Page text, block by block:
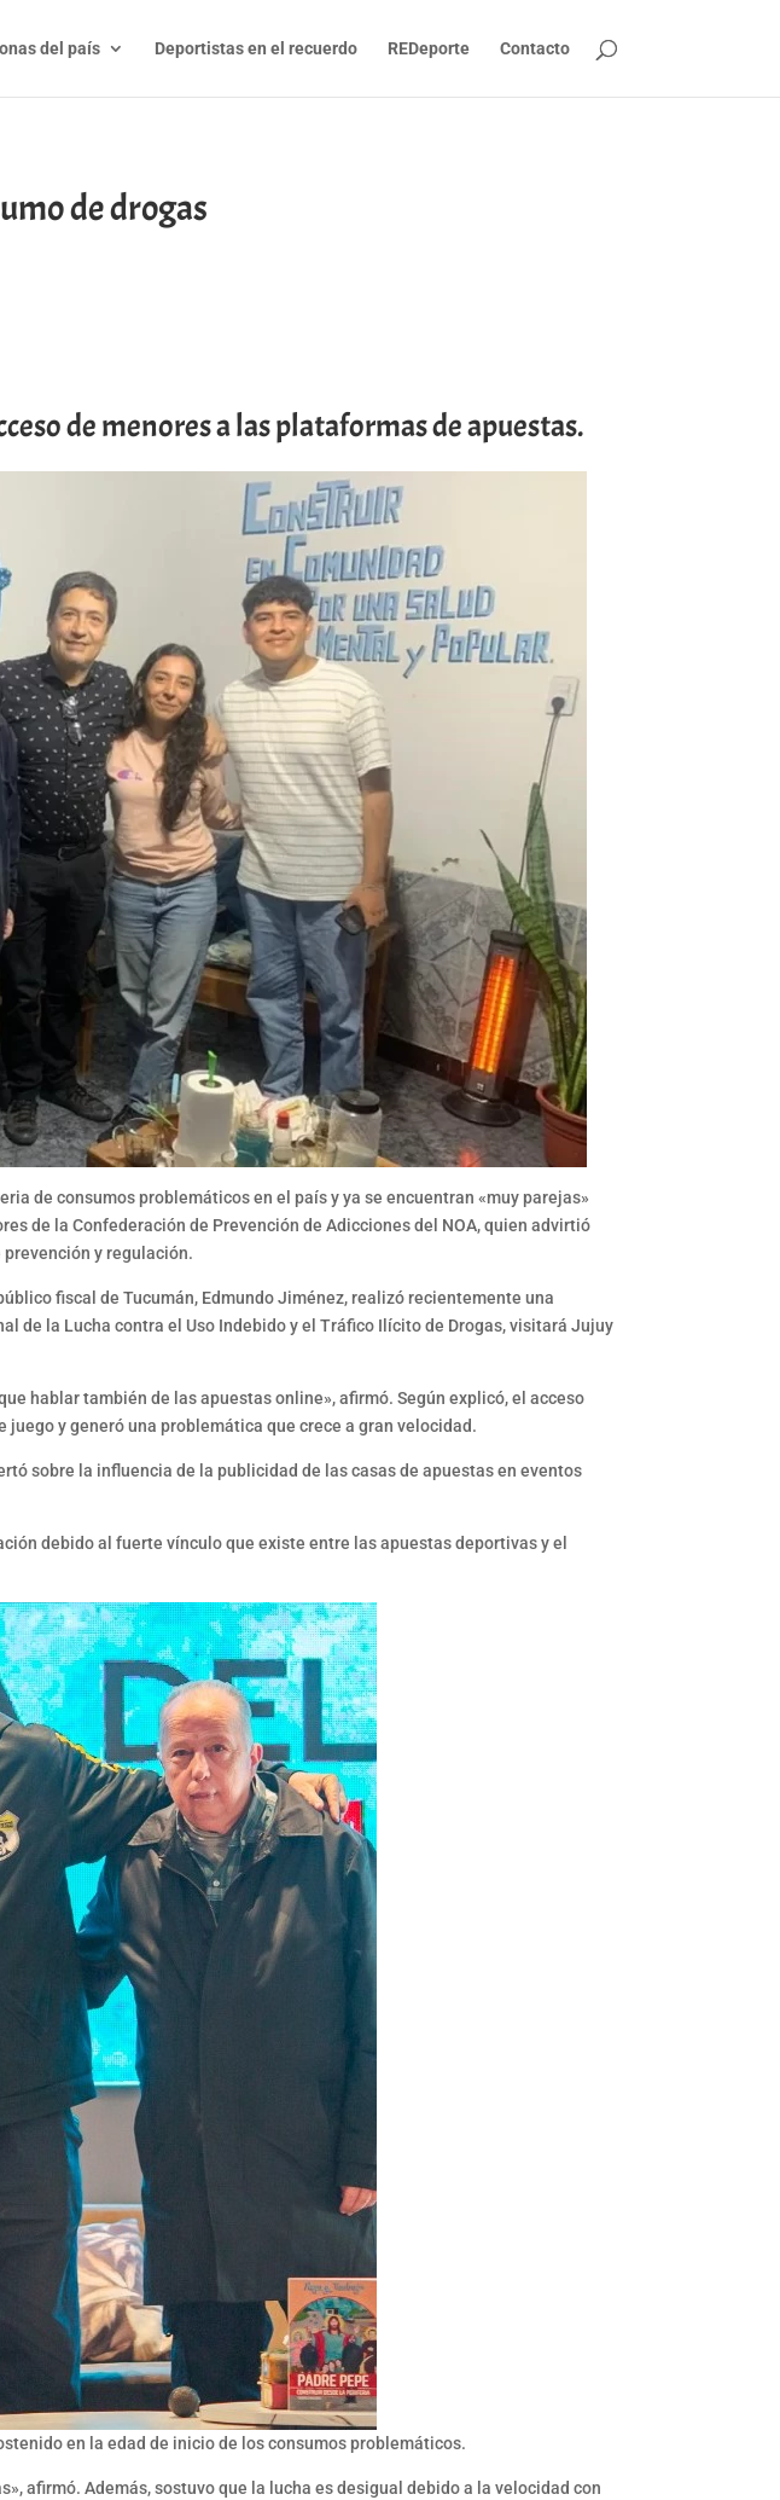
del país Deportistas en el recuerdo REDeporte Contacto
de drogas
de menores a las plataformas de apuestas.
de consumos problemáticos en el país y ya se encuentran «muy parejas»
de la Confederación de Prevención de Adicciones del NOA, quien advirtió
y regulación.
fiscal de Tucumán, Edmundo Jiménez, realizó recientemente una
de la Lucha contra el Uso Indebido y el Tráfico Ilícito de Drogas, visitará Jujuy
hablar también de las apuestas online», afirmó. Según explicó, el acceso
y generó una problemática que crece a gran velocidad.
sobre la influencia de la publicidad de las casas de apuestas en eventos
debido al fuerte vínculo que existe entre las apuestas deportivas y el
en la edad de inicio de los consumos problemáticos.
afirmó. Además, sostuvo que la lucha es desigual debido a la velocidad con